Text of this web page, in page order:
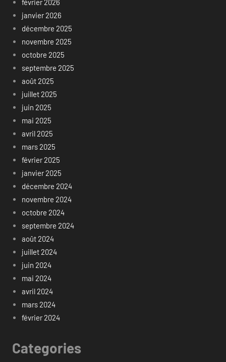
février 2026
janvier 2026
décembre 2025
novembre 2025
octobre 2025
septembre 2025
août 2025
juillet 2025
juin 2025
mai 2025
avril 2025
mars 2025
février 2025
janvier 2025
décembre 2024
novembre 2024
octobre 2024
septembre 2024
août 2024
juillet 2024
juin 2024
mai 2024
avril 2024
mars 2024
février 2024
Categories